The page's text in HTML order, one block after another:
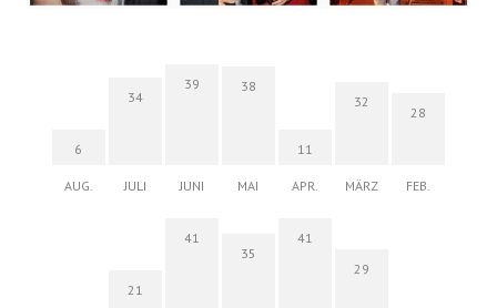
6
AUG.
34
JULI
39
JUNI
38
MAI
11
APR.
32
MÄRZ
28
FEB.
21
41
35
41
29